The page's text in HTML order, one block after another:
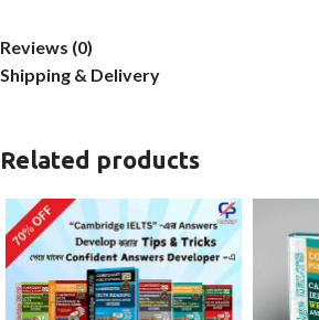
Reviews (0)
Shipping & Delivery
Related products